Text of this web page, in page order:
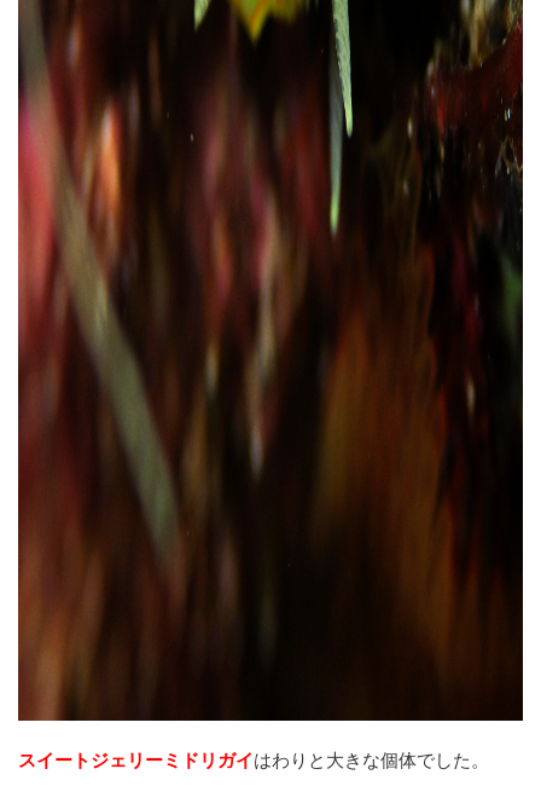
スイートジェリーミドリガイはわりと大きな個体でした。